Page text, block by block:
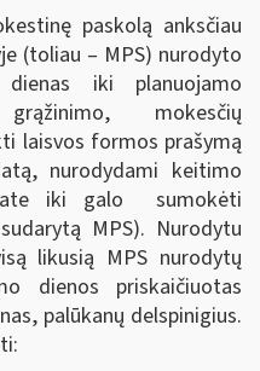
paskolą anksčiau
(toliau ‒ MPS) nurodyto
iki planuojamo
mokesčių
laisvos formos prašymą
nurodydami keitimo
iki galo sumokėti
MPS). Nurodytu
likusią MPS nurodytų
dienos priskaičiuotas
palūkanų delspinigius.